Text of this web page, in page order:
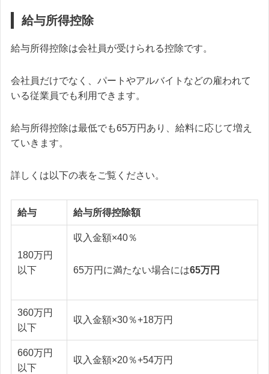
給与所得控除
給与所得控除は会社員が受けられる控除です。
会社員だけでなく、パートやアルバイトなどの雇われて
いる従業員でも利用できます。
給与所得控除は最低でも65万円あり、給料に応じて増え
ていきます。
詳しくは以下の表をご覧ください。
給与 給与所得控除額
180万円
以下
収入金額×40％
65万円に満たない場合には65万円
360万円
以下
収入金額×30％+18万円
660万円
以下
収入金額×20％+54万円